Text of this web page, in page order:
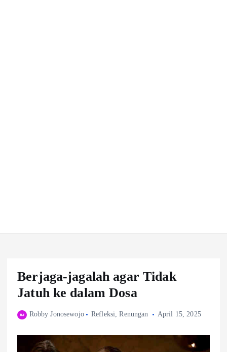
Berjaga-jagalah agar Tidak
Jatuh ke dalam Dosa
Robby Jonosewojo Refleksi,Renungan April 15, 2025